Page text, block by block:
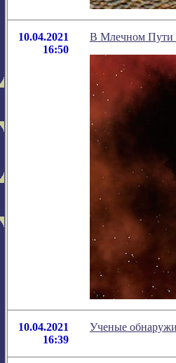
10.04.2021
16:50
В Млечном Пути
10.04.2021
16:39
Ученые